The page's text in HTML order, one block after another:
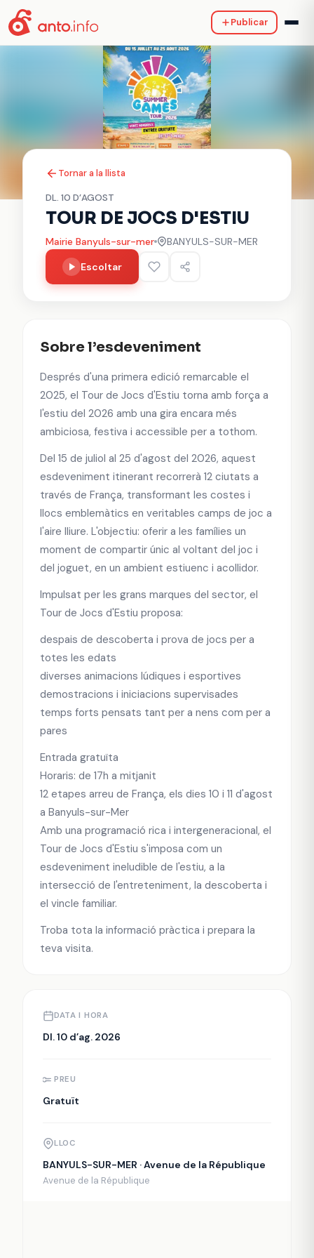
Publicar
Tornar a la llista
DL. 10 D’AGOST
TOUR DE JOCS D'ESTIU
Mairie Banyuls-sur-mer
BANYULS-SUR-MER
Escoltar
Sobre l’esdeveniment
Després d'una primera edició remarcable el
2025, el Tour de Jocs d'Estiu torna amb força a
l'estiu del 2026 amb una gira encara més
ambiciosa, festiva i accessible per a tothom.
Del 15 de juliol al 25 d'agost del 2026, aquest
esdeveniment itinerant recorrerà 12 ciutats a
través de França, transformant les costes i
llocs emblemàtics en veritables camps de joc a
l'aire lliure. L'objectiu: oferir a les famílies un
moment de compartir únic al voltant del joc i
del joguet, en un ambient estiuenc i acollidor.
Impulsat per les grans marques del sector, el
Tour de Jocs d'Estiu proposa:
despais de descoberta i prova de jocs per a
totes les edats
diverses animacions lúdiques i esportives
demostracions i iniciacions supervisades
temps forts pensats tant per a nens com per a
pares
Entrada gratuïta
Horaris: de 17h a mitjanit
12 etapes arreu de França, els dies 10 i 11 d'agost
a Banyuls-sur-Mer
Amb una programació rica i intergeneracional, el
Tour de Jocs d'Estiu s'imposa com un
esdeveniment ineludible de l'estiu, a la
intersecció de l'entreteniment, la descoberta i
el vincle familiar.
Troba tota la informació pràctica i prepara la
teva visita.
DATA I HORA
Dl. 10 d’ag. 2026
PREU
Gratuït
LLOC
BANYULS-SUR-MER · Avenue de la République
Avenue de la République